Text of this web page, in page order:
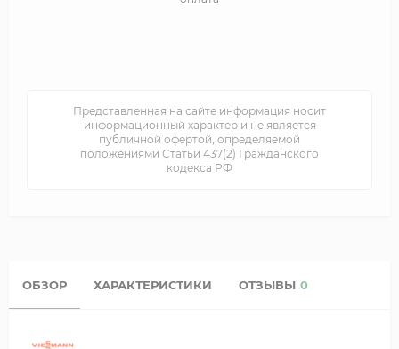
Представленная на сайте информация носит
информационный характер и не является
публичной офертой, определяемой
положениями Статьи 437(2) Гражданского
кодекса РФ
ОБЗОР ХАРАКТЕРИСТИКИ ОТЗЫВЫ 0